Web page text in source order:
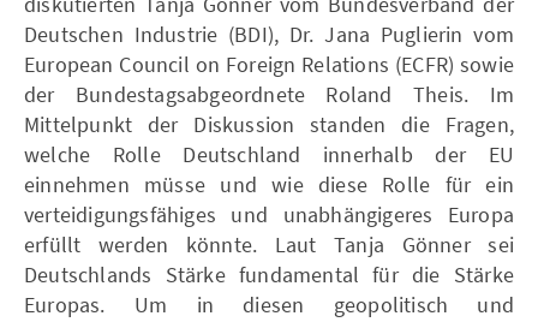
Deutschen Industrie (BDI), Dr. Jana Puglierin vom
European Council on Foreign Relations (ECFR) sowie
der Bundestagsabgeordnete Roland Theis. Im
Mittelpunkt der Diskussion standen die Fragen,
welche Rolle Deutschland innerhalb der EU
einnehmen müsse und wie diese Rolle für ein
verteidigungsfähiges und unabhängigeres Europa
erfüllt werden könnte. Laut Tanja Gönner sei
Deutschlands Stärke fundamental für die Stärke
Europas. Um in diesen geopolitisch und